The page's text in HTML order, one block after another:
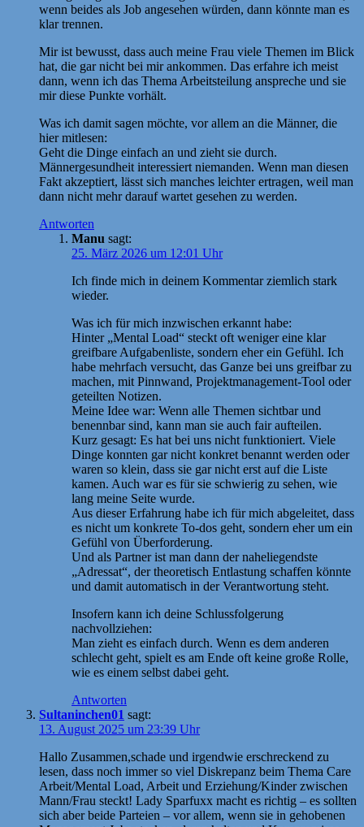
wenn beides als Job angesehen würden, dann könnte man es
klar trennen.
Mir ist bewusst, dass auch meine Frau viele Themen im Blick
hat, die gar nicht bei mir ankommen. Das erfahre ich meist
dann, wenn ich das Thema Arbeitsteilung anspreche und sie
mir diese Punkte vorhält.
Was ich damit sagen möchte, vor allem an die Männer, die
hier mitlesen:
Geht die Dinge einfach an und zieht sie durch.
Männergesundheit interessiert niemanden. Wenn man diesen
Fakt akzeptiert, lässt sich manches leichter ertragen, weil man
dann nicht mehr darauf wartet gesehen zu werden.
Antworten
Manu sagt:
25. März 2026 um 12:01 Uhr
Ich finde mich in deinem Kommentar ziemlich stark
wieder.
Was ich für mich inzwischen erkannt habe:
Hinter „Mental Load“ steckt oft weniger eine klar
greifbare Aufgabenliste, sondern eher ein Gefühl. Ich
habe mehrfach versucht, das Ganze bei uns greifbar zu
machen, mit Pinnwand, Projektmanagement-Tool oder
geteilten Notizen.
Meine Idee war: Wenn alle Themen sichtbar und
benennbar sind, kann man sie auch fair aufteilen.
Kurz gesagt: Es hat bei uns nicht funktioniert. Viele
Dinge konnten gar nicht konkret benannt werden oder
waren so klein, dass sie gar nicht erst auf die Liste
kamen. Auch war es für sie schwierig zu sehen, wie
lang meine Seite wurde.
Aus dieser Erfahrung habe ich für mich abgeleitet, dass
es nicht um konkrete To-dos geht, sondern eher um ein
Gefühl von Überforderung.
Und als Partner ist man dann der naheliegendste
„Adressat“, der theoretisch Entlastung schaffen könnte
und damit automatisch in der Verantwortung steht.
Insofern kann ich deine Schlussfolgerung
nachvollziehen:
Man zieht es einfach durch. Wenn es dem anderen
schlecht geht, spielt es am Ende oft keine große Rolle,
wie es einem selbst dabei geht.
Antworten
Sultaninchen01 sagt:
13. August 2025 um 23:39 Uhr
Hallo Zusammen,schade und irgendwie erschreckend zu
lesen, dass noch immer so viel Diskrepanz beim Thema Care
Arbeit/Mental Load, Arbeit und Erziehung/Kinder zwischen
Mann/Frau steckt! Lady Sparfuxx macht es richtig – es sollten
sich aber beide Parteien – vor allem, wenn sie in gehobenen